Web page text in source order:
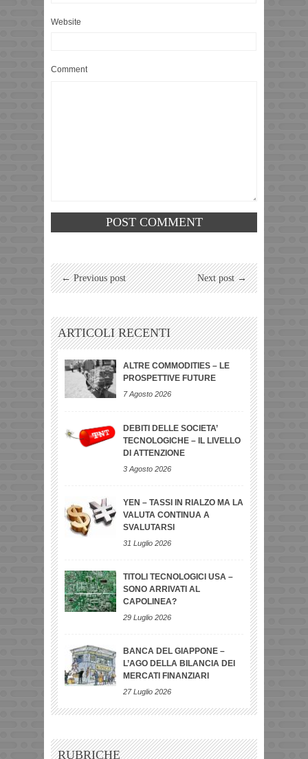
Website
Comment
← Previous post Next post →
ARTICOLI RECENTI
ALTRE COMMODITIES – LE
PROSPETTIVE FUTURE
7 Agosto 2026
DEBITI DELLE SOCIETA’
TECNOLOGICHE – IL LIVELLO
DI ATTENZIONE
3 Agosto 2026
YEN – TASSI IN RIALZO MA LA
VALUTA CONTINUA A
SVALUTARSI
31 Luglio 2026
TITOLI TECNOLOGICI USA –
SONO ARRIVATI AL
CAPOLINEA?
29 Luglio 2026
BANCA DEL GIAPPONE –
L’AGO DELLA BILANCIA DEI
MERCATI FINANZIARI
27 Luglio 2026
RUBRICHE